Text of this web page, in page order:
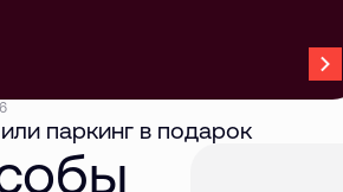
паркинг в подарок